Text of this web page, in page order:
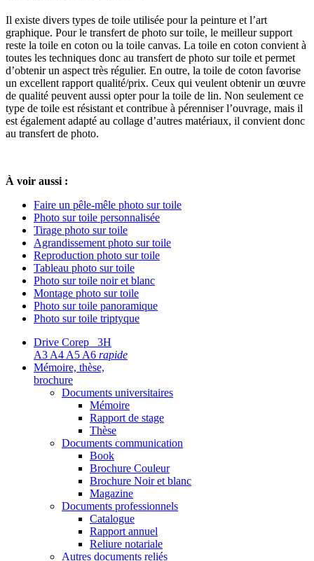
Il existe divers types de toile utilisée pour la peinture et l’art
graphique. Pour le transfert de photo sur toile, le meilleur support
reste la toile en coton ou la toile canvas. La toile en coton convient à
toutes les techniques donc au transfert de photo sur toile et permet
d’obtenir un aspect très régulier. En outre, la toile de coton favorise
un excellent rapport qualité/prix. Ceux qui veulent obtenir un œuvre
de qualité peuvent aussi opter pour la toile de lin. Non seulement ce
type de toile est résistant et contribue à pérenniser l’ouvrage, mais il
est également adapté au collage d’autres matériaux, il convient donc
au transfert de photo.
À voir aussi :
Faire un pêle-mêle photo sur toile
Photo sur toile personnalisée
Tirage photo sur toile
Agrandissement photo sur toile
Reproduction photo sur toile
Tableau photo sur toile
Photo sur toile noir et blanc
Montage photo sur toile
Photo sur toile panoramique
Photo sur toile triptyque
Drive Corep 3H
A3 A4 A5 A6 rapide
Mémoire, thèse,
brochure
Documents universitaires
Mémoire
Rapport de stage
Thèse
Documents communication
Book
Brochure Couleur
Brochure Noir et blanc
Magazine
Documents professionnels
Catalogue
Rapport annuel
Reliure notariale
Autres documents reliés